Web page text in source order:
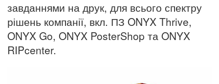
завданнями на друк, для всього спектру
рішень компанії, вкл. ПЗ ONYX Thrive,
ONYX Go, ONYX PosterShop та ONYX
RIPcenter.